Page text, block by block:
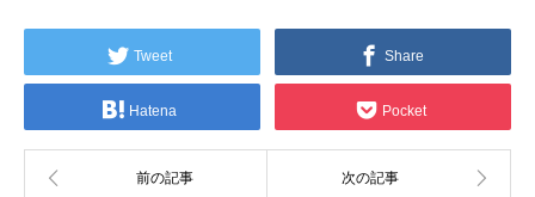
Tweet Share
Hatena Pocket